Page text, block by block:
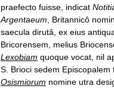
praefecto fuisse indicat
Argentaeum
Britannicô
saecula dirutâ ex eius
Bricorensem
melius
Lexobiam quoque vocat nil
S Brioci sedem Episcopalem
Osismiorum nomine utra